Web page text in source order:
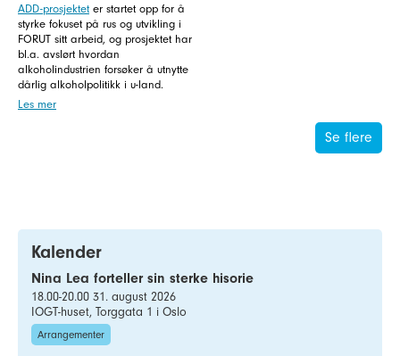
ADD-prosjektet er startet opp for å
styrke fokuset på rus og utvikling i
FORUT sitt arbeid, og prosjektet har
bl.a. avslørt hvordan
alkoholindustrien forsøker å utnytte
dårlig alkoholpolitikk i u-land.
Les mer
Se flere
Kalender
Nina Lea forteller sin sterke hisorie
18.00-20.00 31. august 2026
IOGT-huset, Torggata 1 i Oslo
Arrangementer